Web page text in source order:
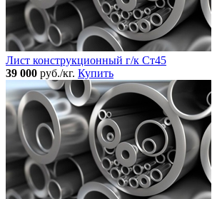
Лист конструкционный г/к Ст45
39 000 руб./кг. Купить